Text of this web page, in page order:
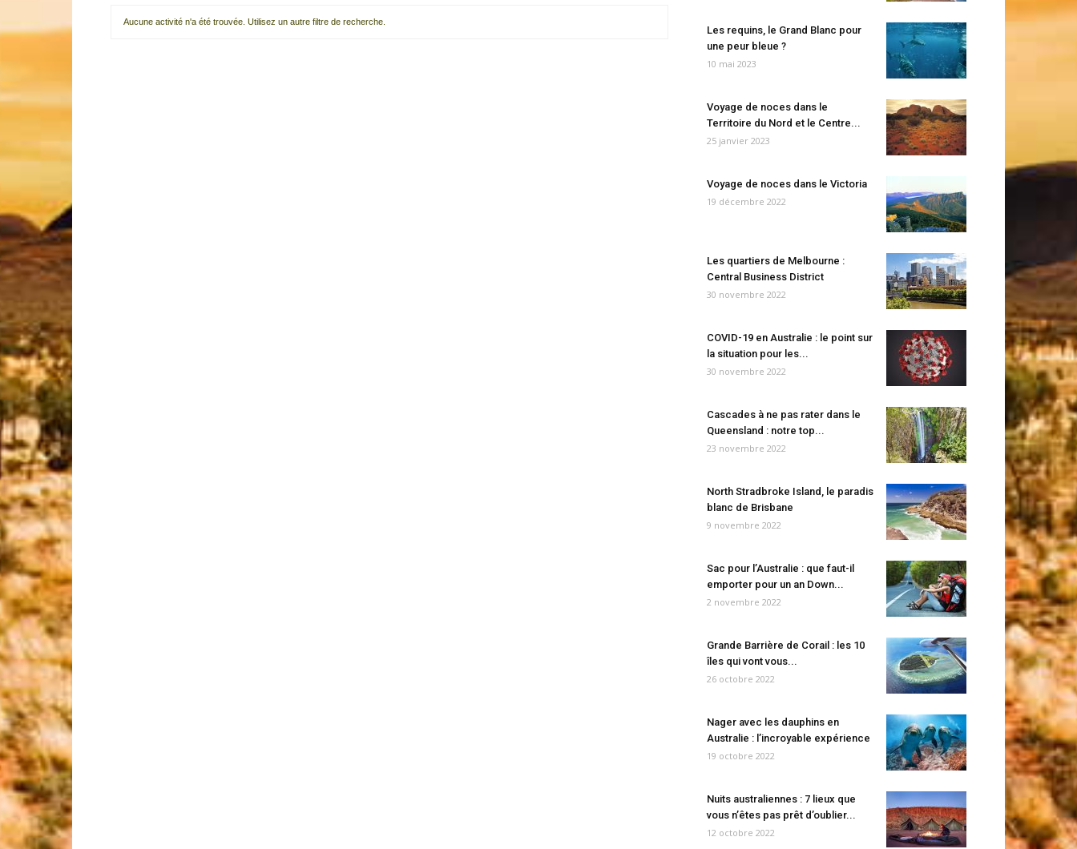
Aucune activité n'a été trouvée. Utilisez un autre filtre de recherche.
Les requins, le Grand Blanc pour
une peur bleue ?
10 mai 2023
Voyage de noces dans le
Territoire du Nord et le Centre...
25 janvier 2023
Voyage de noces dans le Victoria
19 décembre 2022
Les quartiers de Melbourne :
Central Business District
30 novembre 2022
COVID-19 en Australie : le point sur
la situation pour les...
30 novembre 2022
Cascades à ne pas rater dans le
Queensland : notre top...
23 novembre 2022
North Stradbroke Island, le paradis
blanc de Brisbane
9 novembre 2022
Sac pour l’Australie : que faut-il
emporter pour un an Down...
2 novembre 2022
Grande Barrière de Corail : les 10
îles qui vont vous...
26 octobre 2022
Nager avec les dauphins en
Australie : l’incroyable expérience
19 octobre 2022
Nuits australiennes : 7 lieux que
vous n’êtes pas prêt d’oublier...
12 octobre 2022